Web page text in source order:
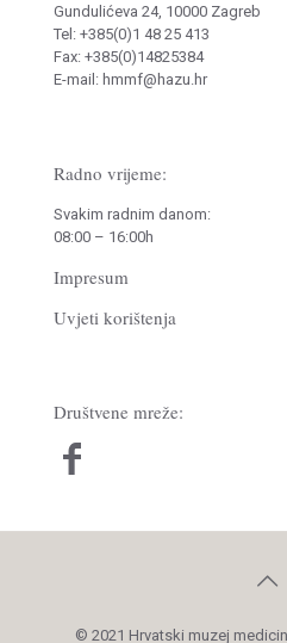
Gundulićeva 24, 10000 Zagreb
Tel: +385(0)1 48 25 413
Fax: +385(0)14825384
E-mail: hmmf@hazu.hr
Radno vrijeme:
Svakim radnim danom:
08:00 – 16:00h
Impresum
Uvjeti korištenja
Društvene mreže:
© 2021 Hrvatski muzej